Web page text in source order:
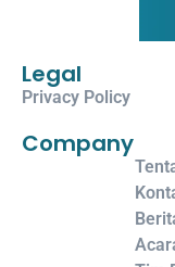
Legal
Privacy Policy
Company